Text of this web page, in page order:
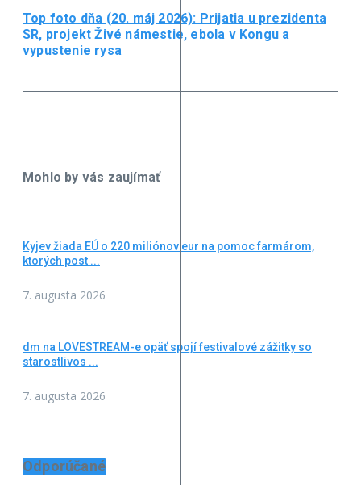
Top foto dňa (20. máj 2026): Prijatia u prezidenta
SR, projekt Živé námestie, ebola v Kongu a
vypustenie rysa
Mohlo by vás zaujímať
Kyjev žiada EÚ o 220 miliónov eur na pomoc farmárom,
ktorých post ...
7. augusta 2026
dm na LOVESTREAM-e opäť spojí festivalové zážitky so
starostlivos ...
7. augusta 2026
Odporúčané